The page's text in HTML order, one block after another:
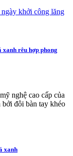
rêu hợp phong
nghệ cao cấp của
đôi bàn tay khéo
xanh